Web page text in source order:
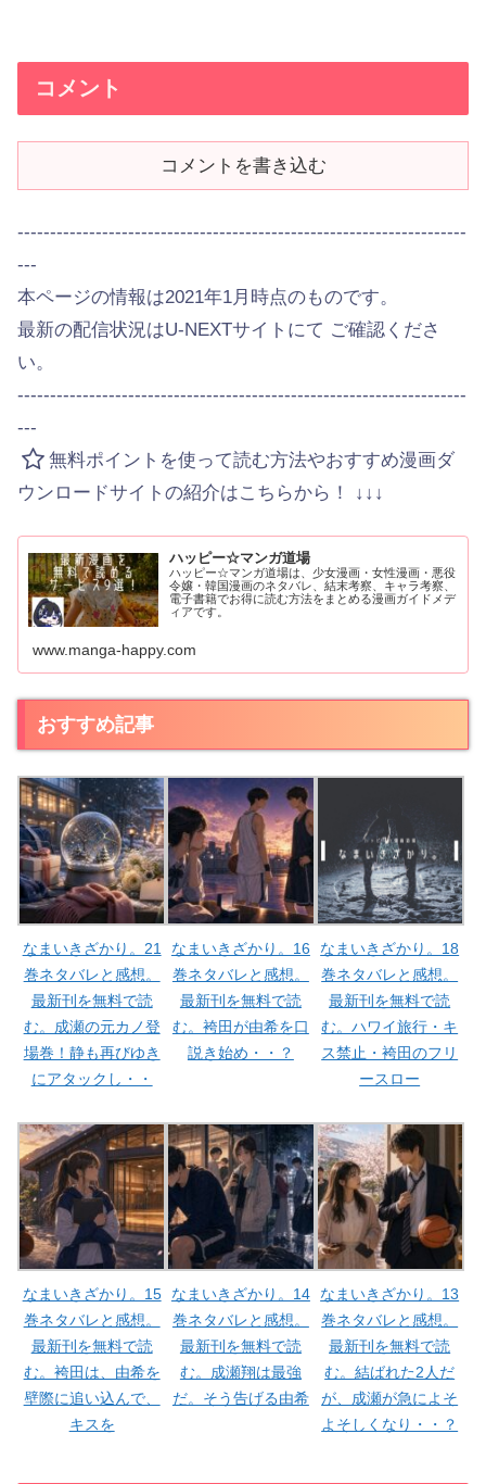
コメント
コメントを書き込む
---------------------------------------------------------------------
---
本ページの情報は2021年1月時点のものです。
最新の配信状況はU-NEXTサイトにて ご確認くださ
い。
---------------------------------------------------------------------
---
無料ポイントを使って読む方法やおすすめ漫画ダ
ウンロードサイトの紹介はこちらから！ ↓↓↓
ハッピー☆マンガ道場
ハッピー☆マンガ道場は、少女漫画・女性漫画・悪役
令嬢・韓国漫画のネタバレ、結末考察、キャラ考察、
電子書籍でお得に読む方法をまとめる漫画ガイドメデ
ィアです。
www.manga-happy.com
おすすめ記事
なまいきざかり。21
巻ネタバレと感想。
最新刊を無料で読
む。成瀬の元カノ登
場巻！静も再びゆき
にアタックし・・
なまいきざかり。16
巻ネタバレと感想。
最新刊を無料で読
む。袴田が由希を口
説き始め・・？
なまいきざかり。18
巻ネタバレと感想。
最新刊を無料で読
む。ハワイ旅行・キ
ス禁止・袴田のフリ
ースロー
なまいきざかり。15
巻ネタバレと感想。
最新刊を無料で読
む。袴田は、由希を
壁際に追い込んで、
キスを
なまいきざかり。14
巻ネタバレと感想。
最新刊を無料で読
む。成瀬翔は最強
だ。そう告げる由希
なまいきざかり。13
巻ネタバレと感想。
最新刊を無料で読
む。結ばれた2人だ
が、成瀬が急によそ
よそしくなり・・？